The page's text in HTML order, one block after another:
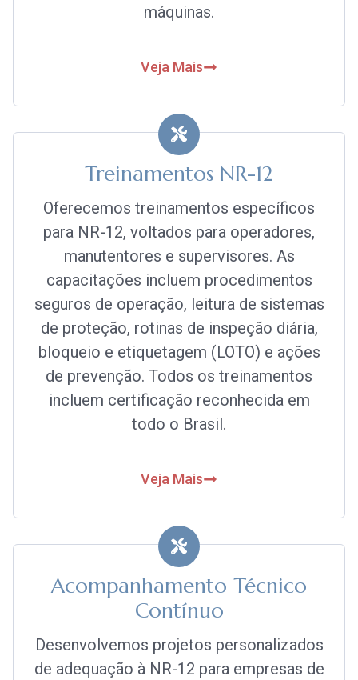
máquinas.
Veja Mais
Treinamentos NR-12
Oferecemos treinamentos específicos
para NR-12, voltados para operadores,
manutentores e supervisores. As
capacitações incluem procedimentos
seguros de operação, leitura de sistemas
de proteção, rotinas de inspeção diária,
bloqueio e etiquetagem (LOTO) e ações
de prevenção. Todos os treinamentos
incluem certificação reconhecida em
todo o Brasil.
Veja Mais
Acompanhamento Técnico
Contínuo
Desenvolvemos projetos personalizados
de adequação à NR-12 para empresas de